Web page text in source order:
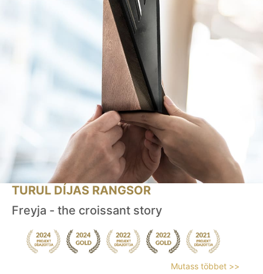
TURUL DÍJAS RANGSOR
Freyja - the croissant story
Mutass többet >>